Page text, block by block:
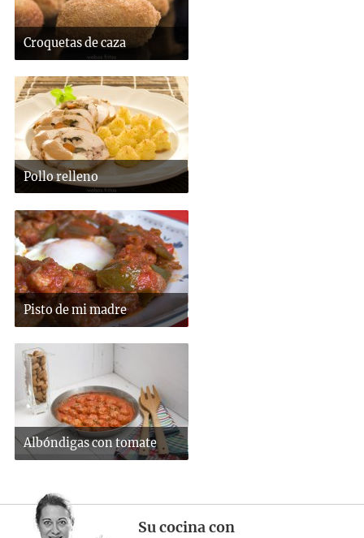
Croquetas de caza
Pollo relleno
Pisto de mi madre
Albóndigas con tomate
Su cocina con